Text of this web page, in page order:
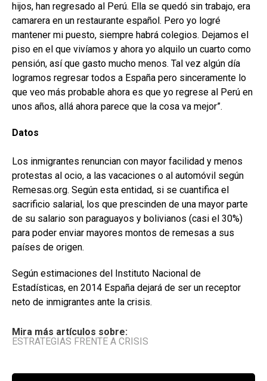
hijos, han regresado al Perú. Ella se quedó sin trabajo, era
camarera en un restaurante español. Pero yo logré
mantener mi puesto, siempre habrá colegios. Dejamos el
piso en el que vivíamos y ahora yo alquilo un cuarto como
pensión, así que gasto mucho menos. Tal vez algún día
logramos regresar todos a España pero sinceramente lo
que veo más probable ahora es que yo regrese al Perú en
unos años, allá ahora parece que la cosa va mejor”.
Datos
Los inmigrantes renuncian con mayor facilidad y menos
protestas al ocio, a las vacaciones o al automóvil según
Remesas.org. Según esta entidad, si se cuantifica el
sacrificio salarial, los que prescinden de una mayor parte
de su salario son paraguayos y bolivianos (casi el 30%)
para poder enviar mayores montos de remesas a sus
países de origen.
Según estimaciones del Instituto Nacional de
Estadísticas, en 2014 España dejará de ser un receptor
neto de inmigrantes ante la crisis.
Mira más artículos sobre:
ESTRATEGIAS FRENTE A CRISIS